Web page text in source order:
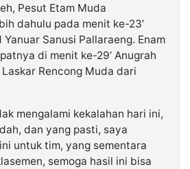
Pesut Etam Muda
dahulu pada menit ke-23’
Sanusi Pallaraeng. Enam
di menit ke-29’ Anugrah
Rencong Muda dari
mengalami kekalahan hari ini,
dan yang pasti, saya
untuk tim, yang sementara
semoga hasil ini bisa